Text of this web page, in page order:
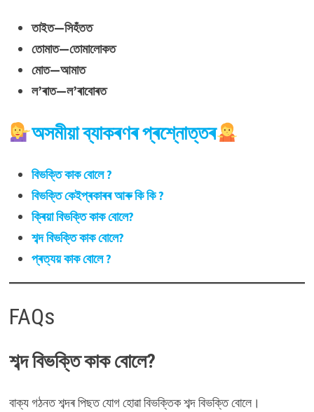
তাইত—সিহঁতত
তোমাত—তোমালোকত
মোত—আমাত
ল’ৰাত—ল’ৰাবোৰত
অসমীয়া ব্যাকৰণৰ প্ৰশ্নোত্তৰ
বিভক্তি কাক বোলে ?
বিভক্তি কেইপ্ৰকাৰৰ আৰু কি কি ?
ক্ৰিয়া বিভক্তি কাক বোলে?
শব্দ বিভক্তি কাক বোলে?
প্ৰত্যয় কাক বোলে ?
FAQs
শব্দ বিভক্তিকাক বোলে?
বাক্য গঠনত শব্দৰ পিছত যোগ হোৱা বিভক্তিক শব্দ বিভক্তি বোলে।